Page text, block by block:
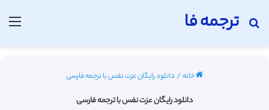
ترجمه فا
جستجو برای
خانه/ دانلود رایگان عزت نفس با ترجمه فارسی
دانلود رایگان عزت نفس با ترجمه فارسی